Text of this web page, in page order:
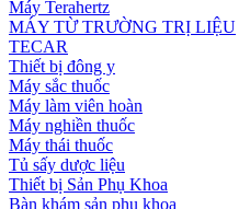
Máy Terahertz
MÁY TỪ TRƯỜNG TRỊ LIỆU
TECAR
Thiết bị đông y
Máy sắc thuốc
Máy làm viên hoàn
Máy nghiền thuốc
Máy thái thuốc
Tủ sấy dược liệu
Thiết bị Sản Phụ Khoa
Bàn khám sản phụ khoa